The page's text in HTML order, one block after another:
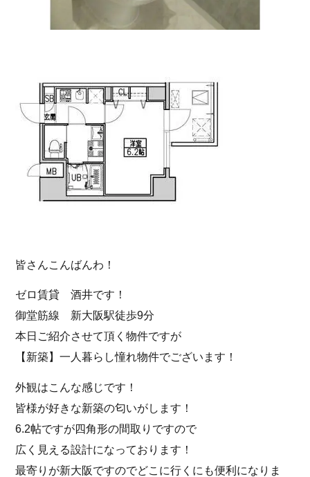
皆さんこんばんわ！
ゼロ賃貸 酒井です！
御堂筋線 新大阪駅徒歩9分
本日ご紹介させて頂く物件ですが
【新築】一人暮らし憧れ物件でございます！
外観はこんな感じです！
皆様が好きな新築の匂いがします！
6.2帖ですが四角形の間取りですので
広く見える設計になっております！
最寄りが新大阪ですのでどこに行くにも便利になりま